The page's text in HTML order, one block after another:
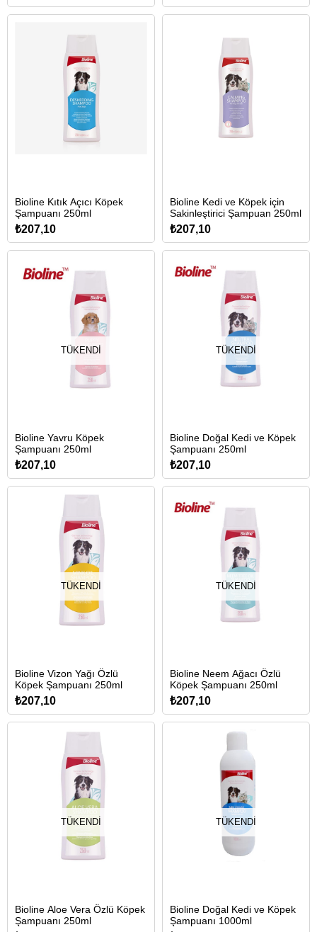
Bioline Kıtık Açıcı Köpek
Şampuanı 250ml
₺207,10
Bioline Kedi ve Köpek için
Sakinleştirici Şampuan 250ml
₺207,10
TÜKENDI
Bioline Yavru Köpek
Şampuanı 250ml
₺207,10
TÜKENDI
Bioline Doğal Kedi ve Köpek
Şampuanı 250ml
₺207,10
TÜKENDI
Bioline Vizon Yağı Özlü
Köpek Şampuanı 250ml
₺207,10
TÜKENDI
Bioline Neem Ağacı Özlü
Köpek Şampuanı 250ml
₺207,10
TÜKENDI
Bioline Aloe Vera Özlü Köpek
Şampuanı 250ml
TÜKENDI
Bioline Doğal Kedi ve Köpek
Şampuanı 1000ml